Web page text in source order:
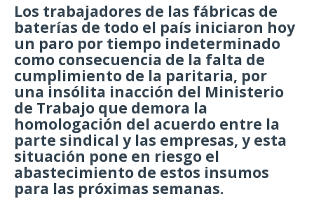
Los trabajadores de las fábricas de
baterías de todo el país iniciaron hoy
un paro por tiempo indeterminado
como consecuencia de la falta de
cumplimiento de la paritaria, por
una insólita inacción del Ministerio
de Trabajo que demora la
homologación del acuerdo entre la
parte sindical y las empresas, y esta
situación pone en riesgo el
abastecimiento de estos insumos
para las próximas semanas.